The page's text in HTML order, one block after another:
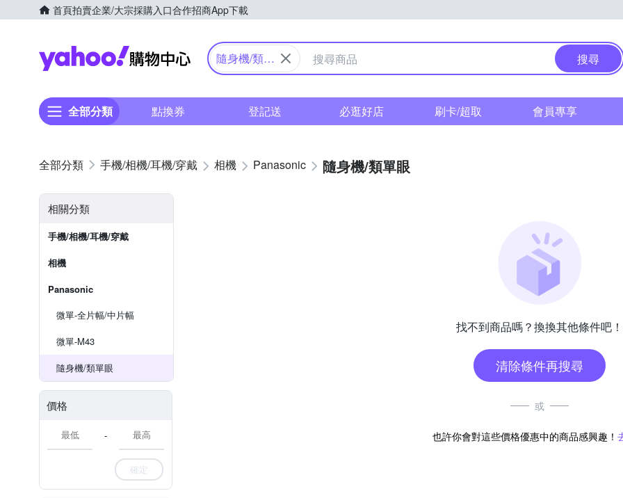
首頁拍賣企業/大宗採購入口合作招商App下載
Yahoo購物中心
隨身機/類單
搜尋
全部分類 點換券 登記送 必逛好店 刷卡/超取 會員專享
手機/相機/耳機/穿戴 相機 Panasonic 隨身機/類單眼
相關分類
手機/相機/耳機/穿戴
相機
Panasonic
微單-全片幅/中片幅
微單-M43
隨身機/類單眼
價格
-
確定
找不到商品嗎？換換其他條件吧！
清除條件再搜尋
或
也許你會對這些價格優惠中的商品感興趣！